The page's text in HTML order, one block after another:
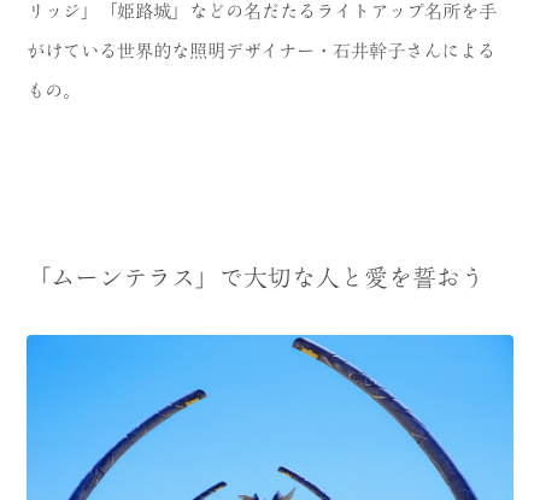
リッジ」「姫路城」などの名だたるライトアップ名所を手
がけている世界的な照明デザイナー・石井幹子さんによる
もの。
「ムーンテラス」で大切な人と愛を誓おう